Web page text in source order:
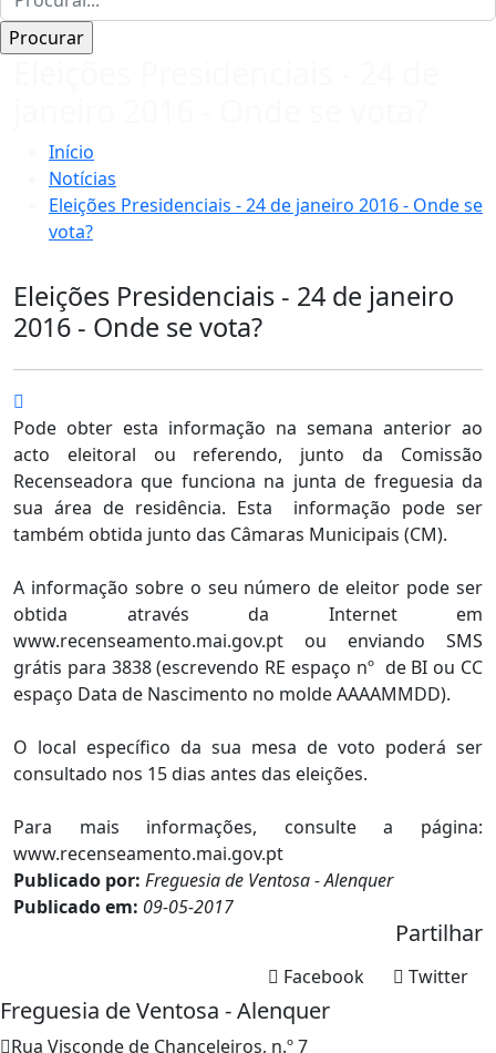
Início
Notícias
Eleições Presidenciais - 24 de janeiro 2016 - Onde se
vota?
Eleições Presidenciais - 24 de janeiro
2016 - Onde se vota?
Pode obter esta informação na semana anterior ao
acto eleitoral ou referendo, junto da Comissão
Recenseadora que funciona na junta de freguesia da
sua área de residência. Esta informação pode ser
também obtida junto das Câmaras Municipais (CM).
A informação sobre o seu número de eleitor pode ser
obtida através da Internet em
www.recenseamento.mai.gov.pt ou enviando SMS
grátis para 3838 (escrevendo RE espaço nº de BI ou CC
espaço Data de Nascimento no molde AAAAMMDD).
O local específico da sua mesa de voto poderá ser
consultado nos 15 dias antes das eleições.
Para mais informações, consulte a página:
www.recenseamento.mai.gov.pt
Publicado por: Freguesia de Ventosa - Alenquer
Publicado em: 09-05-2017
Partilhar
Twitter
Facebook
Freguesia de Ventosa - Alenquer
Rua Visconde de Chanceleiros, n.º 7